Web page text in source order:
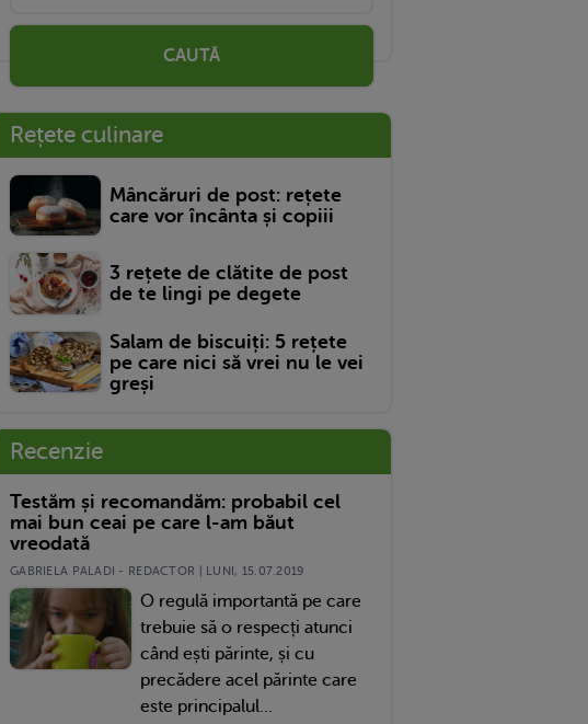
CAUTĂ
Rețete culinare
Mâncăruri de post: rețete
care vor încânta și copiii
3 rețete de clătite de post
de te lingi pe degete
Salam de biscuiți: 5 rețete
pe care nici să vrei nu le vei
greși
Recenzie
Testăm și recomandăm: probabil cel
mai bun ceai pe care l-am băut
vreodată
GABRIELA PALADI - REDACTOR | LUNI, 15.07.2019
O regulă importantă pe care
trebuie să o respecți atunci
când ești părinte, și cu
precădere acel părinte care
este principalul...